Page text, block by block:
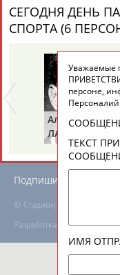
ТАБЛО АКТИВНОСТИ
ЦЕЛИ ПРОЕКТА
Вопросы сотрудничества и
© Стадион, 1998-2026
Разработка и поддержка
Адресов в новостной
Подпишись
СЕГОДНЯ ДЕНЬ
СПОРТА (6
Альгирдас
ЛАУРИТЕНАС
Уважаемые
персоне,
Персоналий
ТЕКСТ
ИМЯ